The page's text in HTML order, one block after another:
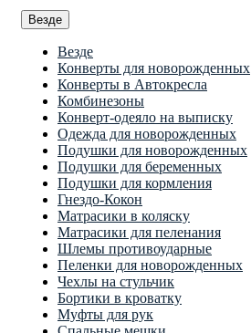
Везде
Везде
Конверты для новорожденных
Конверты в Автокресла
Комбинезоны
Конверт-одеяло на выписку
Одежда для новорожденных
Подушки для новорожденных
Подушки для беременных
Подушки для кормления
Гнездо-Кокон
Матрасики в коляску
Матрасики для пеленания
Шлемы противоударные
Пеленки для новорожденных
Чехлы на стульчик
Бортики в кроватку
Муфты для рук